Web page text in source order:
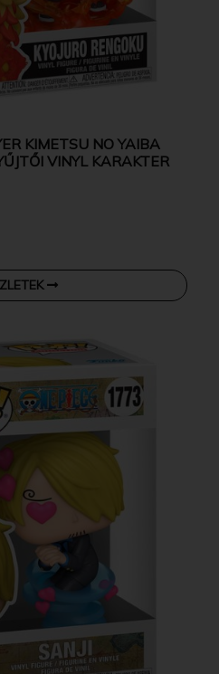
KIMETSU NO YAIBA
VINYL KARAKTER